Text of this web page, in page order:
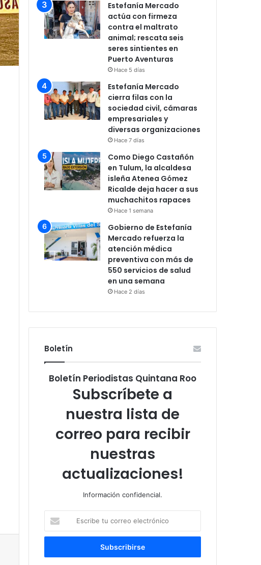
Estefanía Mercado
actúa con firmeza
contra el maltrato
animal; rescata seis
seres sintientes en
Puerto Aventuras
Hace 5 días
Estefanía Mercado
cierra filas con la
sociedad civil, cámaras
empresariales y
diversas organizaciones
Hace 7 días
Como Diego Castañón
en Tulum, la alcaldesa
isleña Atenea Gómez
Ricalde deja hacer a sus
muchachitos rapaces
Hace 1 semana
Gobierno de Estefanía
Mercado refuerza la
atención médica
preventiva con más de
550 servicios de salud
en una semana
Hace 2 días
Boletín
Boletín Periodistas Quintana Roo
Subscríbete a
nuestra lista de
correo para recibir
nuestras
actualizaciones!
Información confidencial.
tu
correo